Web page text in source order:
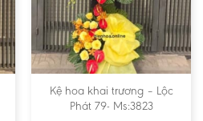
Kệ hoa khai trương – Lộc
Phát 79- Ms:3823